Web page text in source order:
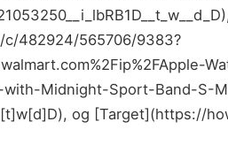
482924/565706/9383?
Midnight-Sport-Band-S-
og [Target](https://